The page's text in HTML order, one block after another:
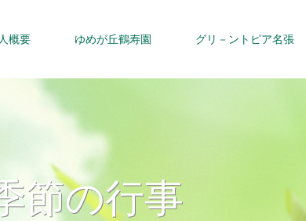
概要 ゆめが丘鶴寿園 グリ－ントピア名張
節の行事